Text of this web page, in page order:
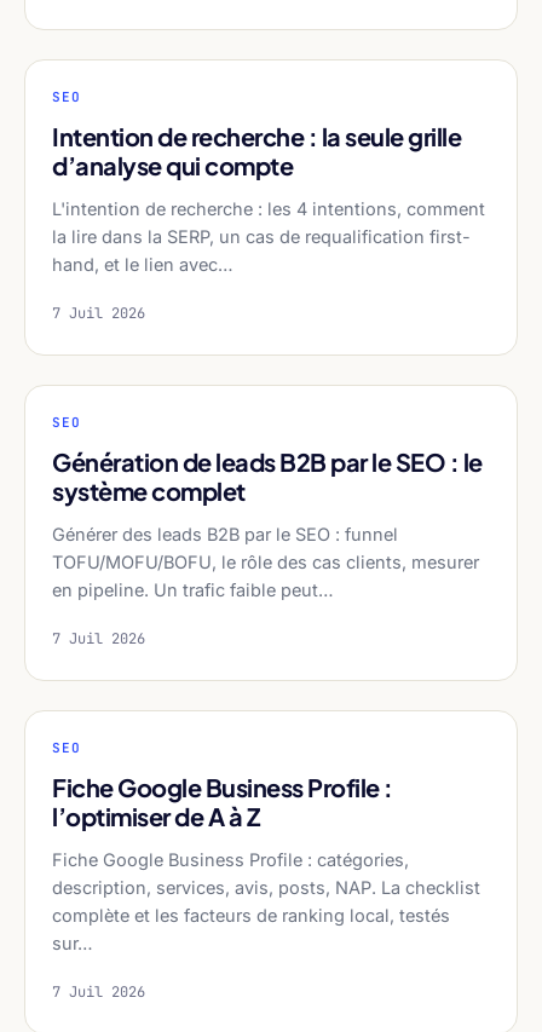
SEO
Intention de recherche : la seule grille
d’analyse qui compte
L'intention de recherche : les 4 intentions, comment
la lire dans la SERP, un cas de requalification first-
hand, et le lien avec…
7 Juil 2026
SEO
Génération de leads B2B par le SEO : le
système complet
Générer des leads B2B par le SEO : funnel
TOFU/MOFU/BOFU, le rôle des cas clients, mesurer
en pipeline. Un trafic faible peut…
7 Juil 2026
SEO
Fiche Google Business Profile :
l’optimiser de A à Z
Fiche Google Business Profile : catégories,
description, services, avis, posts, NAP. La checklist
complète et les facteurs de ranking local, testés
sur…
7 Juil 2026